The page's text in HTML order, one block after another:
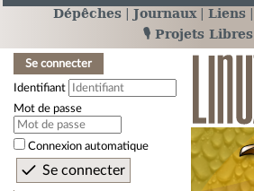
Dépêches Journaux Liens
🎙️ Projets Libres
Se connecter
Identifiant
Mot de passe
Connexion automatique